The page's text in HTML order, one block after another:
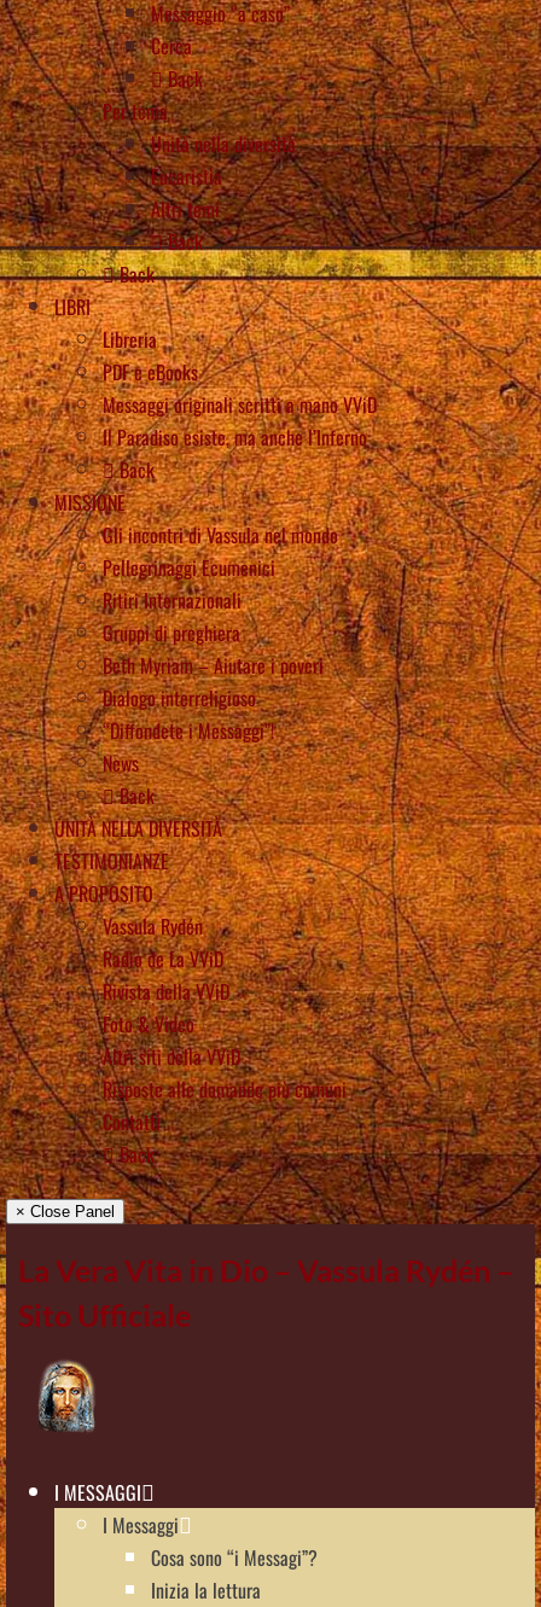
Messaggio “a caso”
Cerca
Back
Per tema
Unità nella diversità
Eucaristia
Altri temi
Back
Back
LIBRI
Libreria
PDF e eBooks
Messaggi originali scritti a mano VViD
Il Paradiso esiste, ma anche l’Inferno
Back
MISSIONE
Gli incontri di Vassula nel mondo
Pellegrinaggi Ecumenici
Ritiri Internazionali
Gruppi di preghiera
Beth Myriam – Aiutare i poveri
Dialogo interreligioso
“Diffondete i Messaggi”!
News
Back
UNITÀ NELLA DIVERSITÀ
TESTIMONIANZE
A PROPOSITO
Vassula Rydén
Radio de La VViD
Rivista della VViD
Foto & Video
Altri siti della VViD
Risposte alle domande più comuni
Contatti
Back
× Close Panel
La Vera Vita in Dio – Vassula Rydén –
Sito Ufficiale
I MESSAGGI
I Messaggi
Cosa sono “i Messagi”?
Inizia la lettura